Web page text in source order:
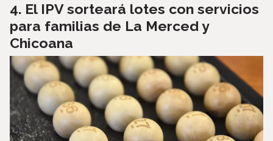
El IPV sorteará lotes con servicios
para familias de La Merced y
Chicoana